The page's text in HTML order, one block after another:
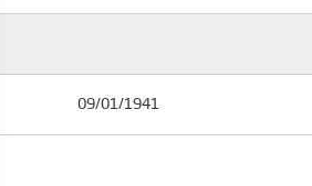
09/01/1941